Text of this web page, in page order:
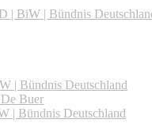
| BiW | Bündnis
| Bündnis Deutschland
Buer
| Bündnis Deutschland